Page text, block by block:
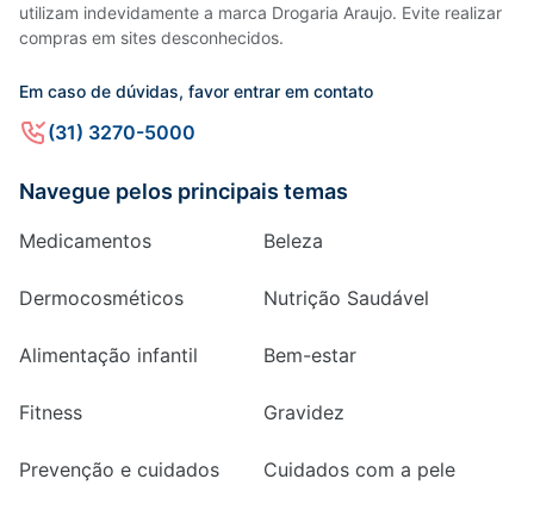
utilizam indevidamente a marca Drogaria Araujo. Evite realizar
compras em sites desconhecidos.
Em caso de dúvidas, favor entrar em contato
(31) 3270-5000
Navegue pelos principais temas
Medicamentos Beleza
Dermocosméticos Nutrição Saudável
Alimentação infantil Bem-estar
Fitness Gravidez
Prevenção e cuidados Cuidados com a pele